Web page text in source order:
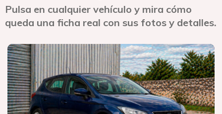
Pulsa en cualquier vehículo y mira cómo
queda una ficha real con sus fotos y detalles.